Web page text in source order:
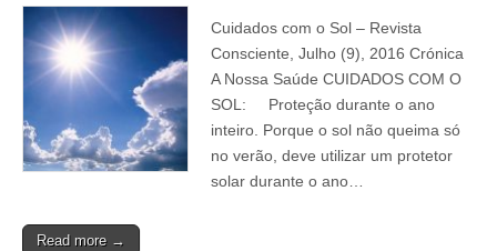
Cuidados com o Sol – Revista
Consciente, Julho (9), 2016 Crónica
A Nossa Saúde CUIDADOS COM O
SOL: Proteção durante o ano
inteiro. Porque o sol não queima só
no verão, deve utilizar um protetor
solar durante o ano…
Read more →